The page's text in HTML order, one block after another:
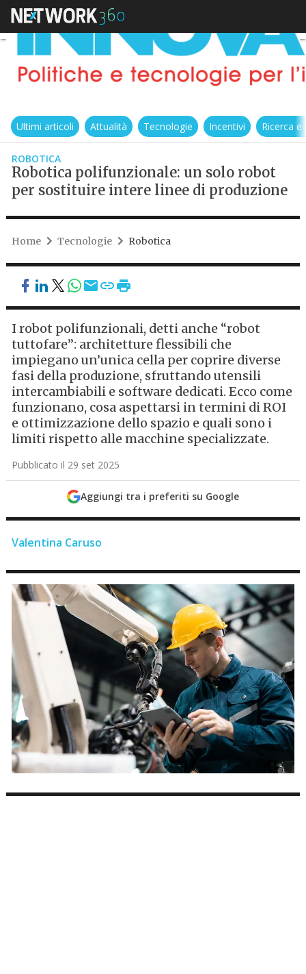
Ultimi articoli Attualità Tecnologie Incentivi Ricerca
ROBOTICA
Robotica polifunzionale: un solo robot
per sostituire intere linee di produzione
Home Tecnologie Robotica
I robot polifunzionali, detti anche “robot
tuttofare”: architetture flessibili che
impiegano un’unica cella per coprire diverse
fasi della produzione, sfruttando utensili
intercambiabili e software dedicati. Ecco come
funzionano, cosa aspettarsi in termini di ROI
e ottimizzazione dello spazio e quali sono i
limiti rispetto alle macchine specializzate.
Pubblicato il 29 set 2025
Aggiungi tra i preferiti su Google
Valentina Caruso